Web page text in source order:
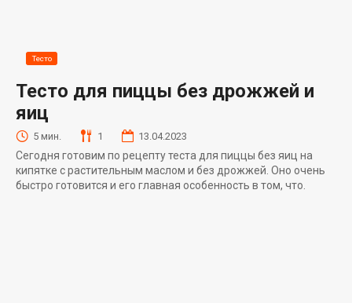
Тесто
Тесто для пиццы без дрожжей и
яиц
5 мин. 1 13.04.2023
Сегодня готовим по рецепту теста для пиццы без яиц на
кипятке с растительным маслом и без дрожжей. Оно очень
быстро готовится и его главная особенность в том, что.